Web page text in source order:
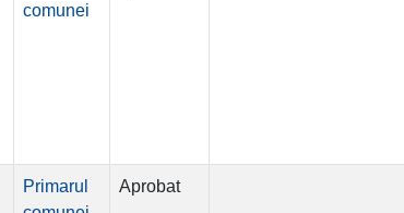
comunei
Primarul
Aprobat